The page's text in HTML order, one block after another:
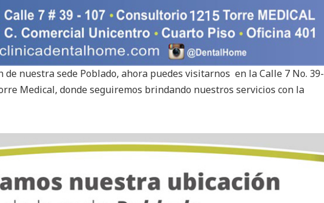
de nuestra sede Poblado, ahora puedes visitarnos en la Calle 7 No. 39-
Medical, donde seguiremos brindando nuestros servicios con la